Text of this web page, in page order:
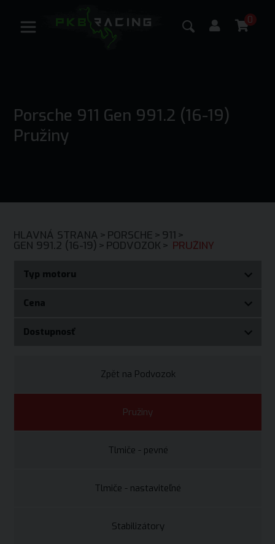
0
Porsche 911 Gen 991.2 (16-19)
Pružiny
HLAVNÁ STRANA > PORSCHE > 911 >
GEN 991.2 (16-19) > PODVOZOK > PRUŽINY
Typ motoru
Cena
Dostupnosť
Zpět na Podvozok
Pružiny
Tlmiče - pevné
Tlmiče - nastaviteľné
Stabilizátory